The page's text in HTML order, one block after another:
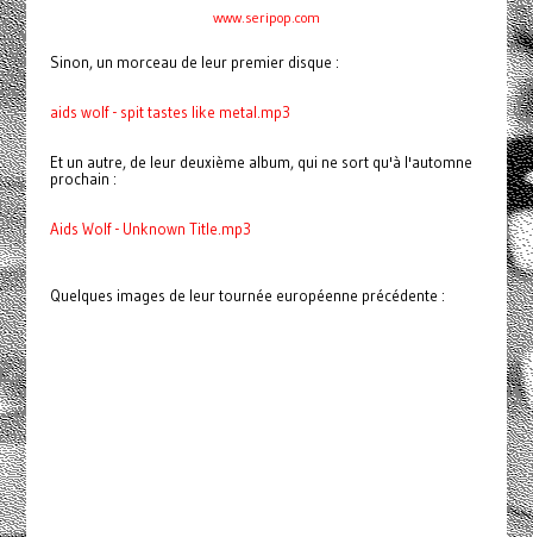
www.seripop.com
Sinon, un morceau de leur premier disque :
aids wolf - spit tastes like metal.mp3
Et un autre, de leur deuxième album, qui ne sort qu'à l'automne
prochain :
Aids Wolf - Unknown Title.mp3
Quelques images de leur tournée européenne précédente :